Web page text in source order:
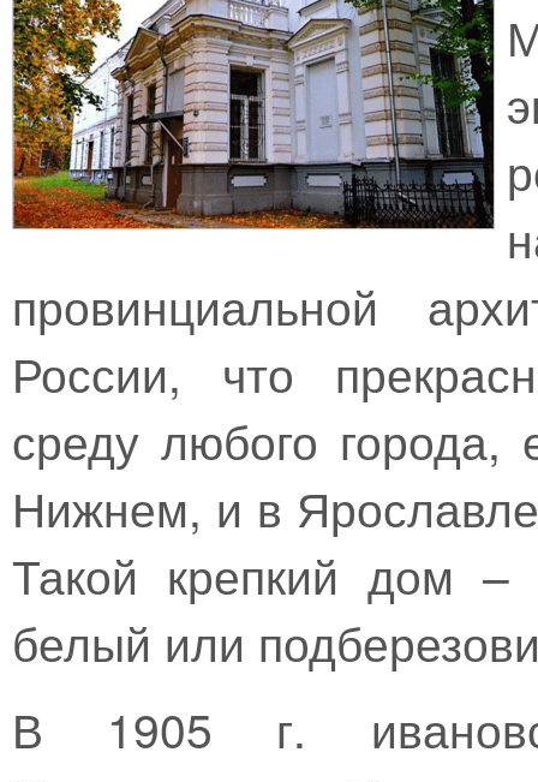
провинциальной
России, что
среду любого города,
Нижнем, и в
Такой крепкий дом –
белый или
В 1905 г.